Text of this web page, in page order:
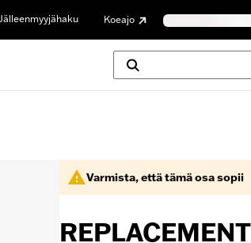
Jälleenmyyjähaku Koeajo
Varmista, että tämä osa sopii
REPLACEMENT